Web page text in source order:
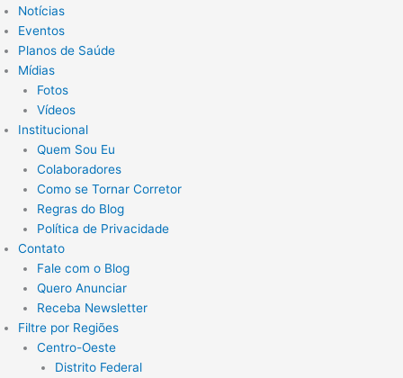
Notícias
Eventos
Planos de Saúde
Mídias
Fotos
Vídeos
Institucional
Quem Sou Eu
Colaboradores
Como se Tornar Corretor
Regras do Blog
Política de Privacidade
Contato
Fale com o Blog
Quero Anunciar
Receba Newsletter
Filtre por Regiões
Centro-Oeste
Distrito Federal